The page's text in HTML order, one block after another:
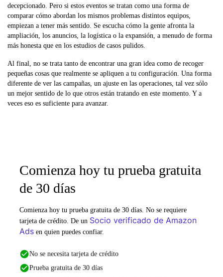
decepcionado. Pero si estos eventos se tratan como una forma de
comparar cómo abordan los mismos problemas distintos equipos,
empiezan a tener más sentido. Se escucha cómo la gente afronta la
ampliación, los anuncios, la logística o la expansión, a menudo de forma
más honesta que en los estudios de casos pulidos.
Al final, no se trata tanto de encontrar una gran idea como de recoger
pequeñas cosas que realmente se apliquen a tu configuración. Una forma
diferente de ver las campañas, un ajuste en las operaciones, tal vez sólo
un mejor sentido de lo que otros están tratando en este momento. Y a
veces eso es suficiente para avanzar.
Comienza hoy tu prueba gratuita
de 30 días
Comienza hoy tu prueba gratuita de 30 días. No se requiere
tarjeta de crédito. De un Socio verificado de Amazon
Ads en quien puedes confiar.
No se necesita tarjeta de crédito
Prueba gratuita de 30 días